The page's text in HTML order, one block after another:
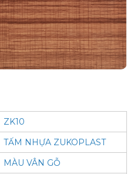
ZK10
TẤM NHỰA ZUKOPLAST
MÀU VÂN GỖ